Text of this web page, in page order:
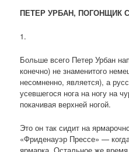
ПЕТЕР УРБАН, ПОГОНЩИК
1.
Больше всего Петер Урбан
конечно) не знаменитого
несомненно, является), а
усевшегося нога на ногу на
покачивая верхней ногой.
Это он так сидит на
«Фриденауэр Прессе» —